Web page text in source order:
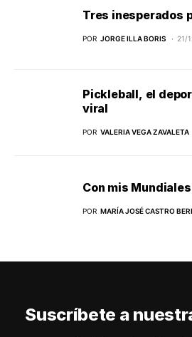
Tres inesperados
POR JORGE ILLA BORIS 21/
Pickleball, el
viral
POR VALERIA VEGA ZAVALETA
Con mis
POR MARÍA JOSÉ CASTRO
Suscríbete a